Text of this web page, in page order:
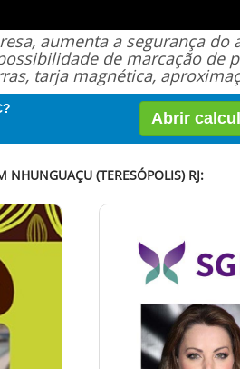
aumenta a segurança do
de marcação de
tarja magnética,
Abrir
NHUNGUAÇU (TERESÓPOLIS) RJ: